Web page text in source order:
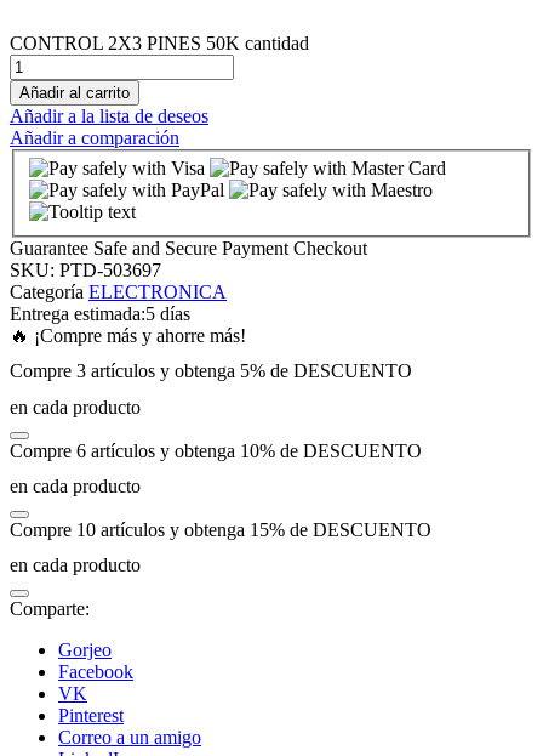
satın al
panel
panel
panel
panel
panel
panel
panel
panel
panel
CONTROL 2X3 PINES 50K cantidad
Añadir al carrito
Añadir a la lista de deseos
Añadir a comparación
Guarantee Safe and Secure Payment Checkout
SKU: PTD-503697
Categoría ELECTRONICA
Entrega estimada:5 días
🔥 ¡Compre más y ahorre más!
Compre 3 artículos y obtenga 5% de DESCUENTO
en cada producto
Compre 6 artículos y obtenga 10% de DESCUENTO
en cada producto
Compre 10 artículos y obtenga 15% de DESCUENTO
en cada producto
Comparte:
Gorjeo
Facebook
VK
Pinterest
Correo a un amigo